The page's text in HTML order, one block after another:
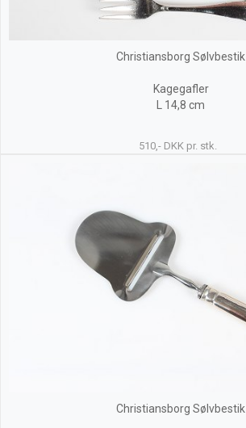
Christiansborg Sølvbestik
Kagegafler
L 14,8 cm
510,- DKK pr. stk.
Christiansborg Sølvbestik